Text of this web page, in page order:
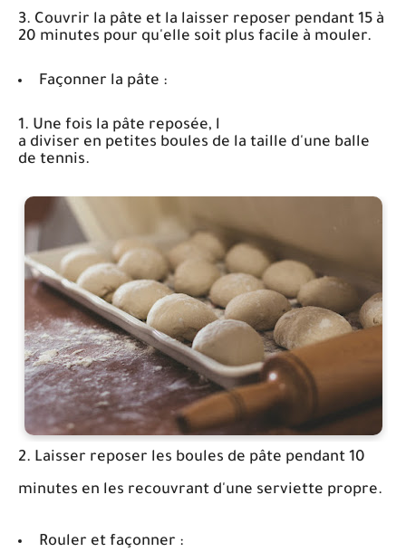
3. Couvrir la pâte et la laisser reposer pendant 15 à
20 minutes pour qu'elle soit plus facile à mouler.
Façonner la pâte :
1. Une fois la pâte reposée, l
a diviser en petites boules de la taille d'une balle
de tennis.
2. Laisser reposer les boules de pâte pendant 10
minutes en les recouvrant d'une serviette propre.
Rouler et façonner :